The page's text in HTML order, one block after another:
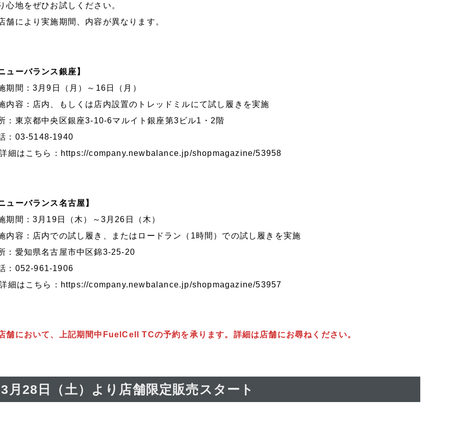
心地をぜひお試しください。
舗により実施期間、内容が異なります。
ューバランス銀座】
期間：3月9日（月）～16日（月）
内容：店内、もしくは店内設置のトレッドミルにて試し履きを実施
：東京都中央区銀座3-10-6マルイト銀座第3ビル1・2階
：03-5148-1940
細はこちら： https://company.newbalance.jp/shopmagazine/53958
ューバランス名古屋】
期間：3月19日（木）～3月26日（木）
内容：店内での試し履き、またはロードラン（1時間）での試し履きを実施
：愛知県名古屋市中区錦3-25-20
：052-961-1906
細はこちら： https://company.newbalance.jp/shopmagazine/53957
舗において、上記期間中FuelCell TCの予約を承ります。詳細は店舗にお尋ねください。
3月28日（土）より店舗限定販売スタート